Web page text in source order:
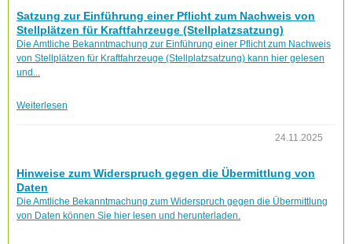
Satzung zur Einführung einer Pflicht zum Nachweis von
Stellplätzen für Kraftfahrzeuge (Stellplatzsatzung)
Die Amtliche Bekanntmachung zur Einführung einer Pflicht zum Nachweis
von Stellplätzen für Kraftfahrzeuge (Stellplatzsatzung) kann hier gelesen
und...
Weiterlesen
24.11.2025
Hinweise zum Widerspruch gegen die Übermittlung von
Daten
Die Amtliche Bekanntmachung zum Widerspruch gegen die Übermittlung
von Daten können Sie hier lesen und herunterladen.